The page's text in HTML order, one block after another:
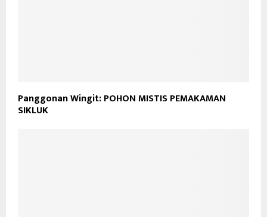
Panggonan Wingit: POHON MISTIS PEMAKAMAN
SIKLUK